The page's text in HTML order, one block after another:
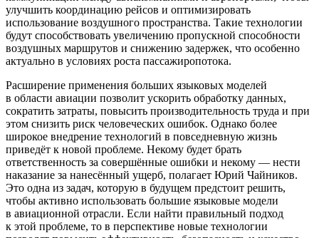
улучшить координацию рейсов и оптимизировать
использование воздушного пространства. Такие технологии
будут способствовать увеличению пропускной способности
воздушных маршрутов и снижению задержек, что особенно
актуально в условиях роста пассажиропотока.
Расширение применения больших языковых моделей
в области авиации позволит ускорить обработку данных,
сократить затраты, повысить производительность труда и при
этом снизить риск человеческих ошибок. Однако более
широкое внедрение технологий в повседневную жизнь
приведёт к новой проблеме. Некому будет брать
ответственность за совершённые ошибки и некому — нести
наказание за нанесённый ущерб, полагает Юрий Чайников.
Это одна из задач, которую в будущем предстоит решить,
чтобы активно использовать большие языковые модели
в авиационной отрасли. Если найти правильный подход
к этой проблеме, то в перспективе новые технологии